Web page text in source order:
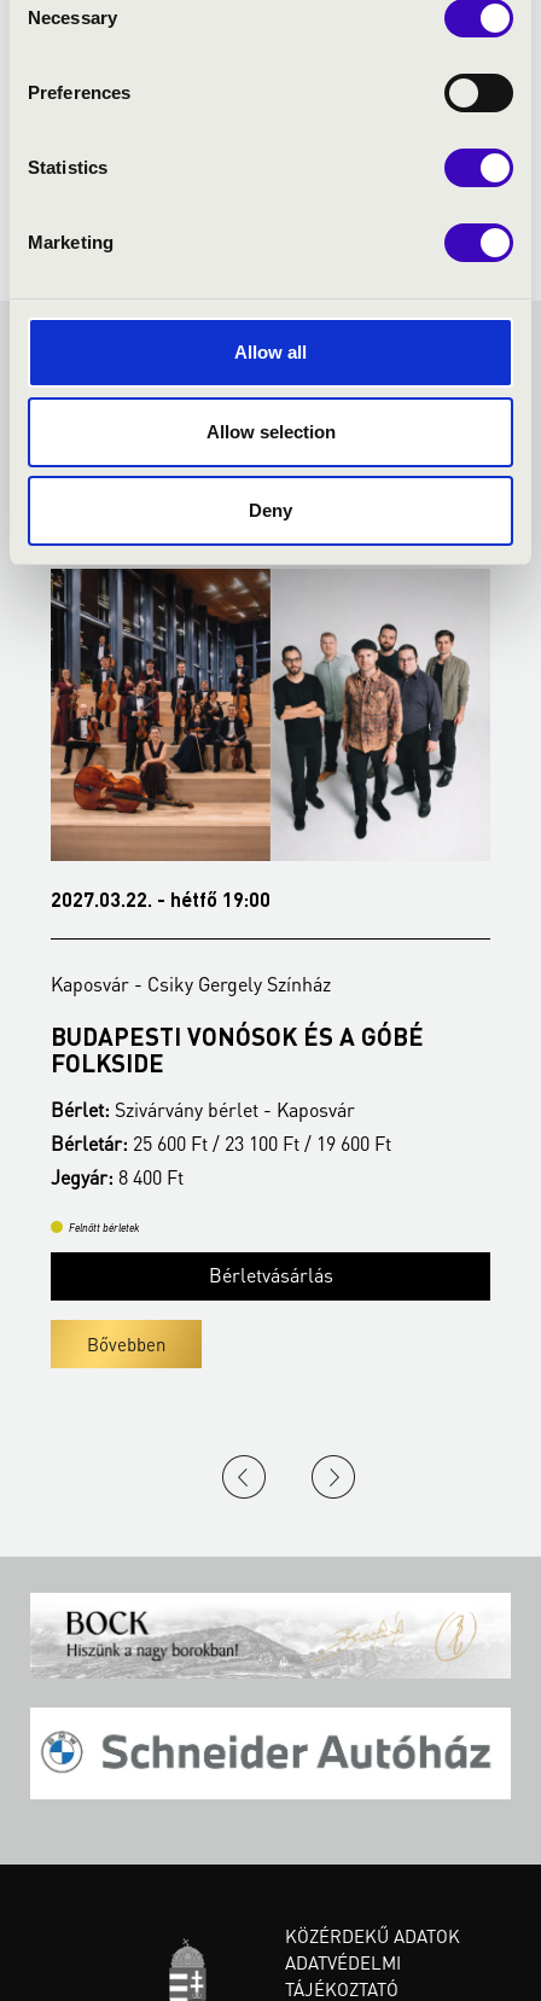
Selection
Necessary
Preferences
Statistics
Marketing
Allow all
Allow selection
Deny
SZIVÁRVÁNY BÉRLET -
KAPOSVÁR - TOVÁBBI
KONCERTEK
2027.03.22. - hétfő 19:00
Kaposvár - Csiky Gergely Színház
BUDAPESTI VONÓSOK ÉS A GÓBÉ
FOLKSIDE
Bérlet: Szivárvány bérlet - Kaposvár
Bérletár: 25 600 Ft / 23 100 Ft / 19 600 Ft
Jegyár: 8 400 Ft
Felnőtt bérletek
Bérletvásárlás
Bővebben
KÖZÉRDEKŰ ADATOK
ADATVÉDELMI
TÁJÉKOZTATÓ